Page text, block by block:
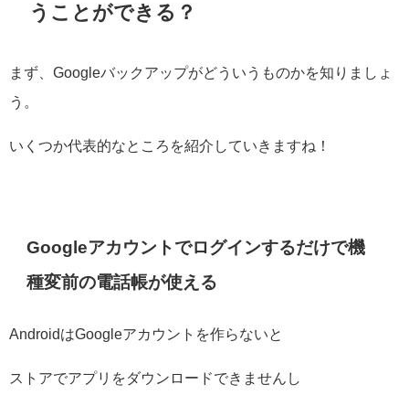
うことができる？
まず、Googleバックアップがどういうものかを知りましょ
う。
いくつか代表的なところを紹介していきますね！
Googleアカウントでログインするだけで機
種変前の電話帳が使える
AndroidはGoogleアカウントを作らないと
ストアでアプリをダウンロードできませんし